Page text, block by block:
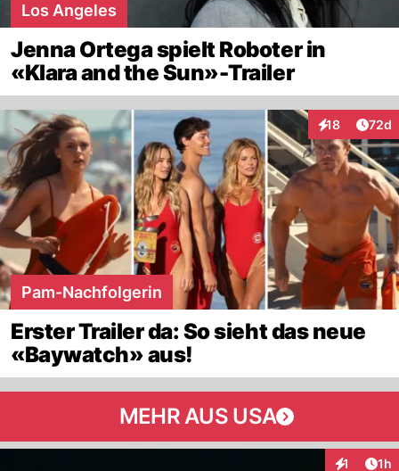
Los Angeles
Jenna Ortega spielt Roboter in
«Klara and the Sun»-Trailer
18
Interaktionen
72d
Pam-Nachfolgerin
Erster Trailer da: So sieht das neue
«Baywatch» aus!
MEHR AUS USA
1 1h